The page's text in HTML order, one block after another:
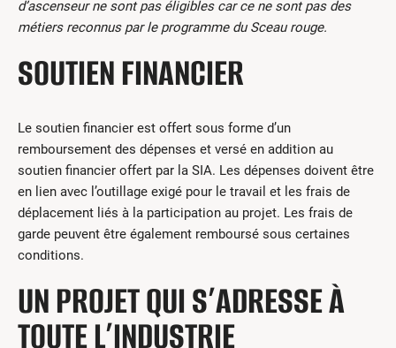
d’ascenseur ne sont pas éligibles car ce ne sont pas des
métiers reconnus par le programme du Sceau rouge.
SOUTIEN FINANCIER
Le soutien financier est offert sous forme d’un
remboursement des dépenses et versé en addition au
soutien financier offert par la SIA. Les dépenses doivent être
en lien avec l’outillage exigé pour le travail et les frais de
déplacement liés à la participation au projet. Les frais de
garde peuvent être également remboursé sous certaines
conditions.
UN PROJET QUI S’ADRESSE À
TOUTE L’INDUSTRIE